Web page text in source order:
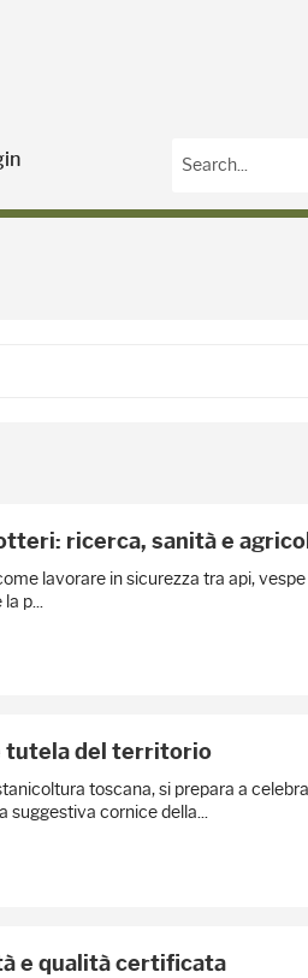
ricerca, sanità e
lavorare in sicurezza tra api,
p...
tutela del territorio
toscana, si prepara a
suggestiva cornice della...
e qualità certificata